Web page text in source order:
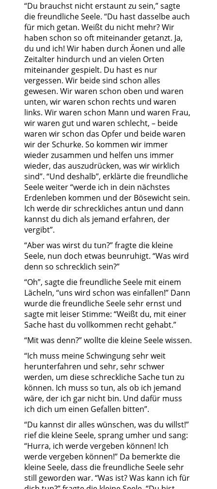
“Du brauchst nicht erstaunt zu sein,” sagte
die freundliche Seele. “Du hast dasselbe auch
für mich getan. Weißt du nicht mehr? Wir
haben schon so oft miteinander getanzt. Ja,
du und ich! Wir haben durch Äonen und alle
Zeitalter hindurch und an vielen Orten
miteinander gespielt. Du hast es nur
vergessen. Wir beide sind schon alles
gewesen. Wir waren schon oben und waren
unten, wir waren schon rechts und waren
links. Wir waren schon Mann und waren Frau,
wir waren gut und waren schlecht, – beide
waren wir schon das Opfer und beide waren
wir der Schurke. So kommen wir immer
wieder zusammen und helfen uns immer
wieder, das auszudrücken, was wir wirklich
sind”. “Und deshalb”, erklärte die freundliche
Seele weiter “werde ich in dein nächstes
Erdenleben kommen und der Bösewicht sein.
Ich werde dir schreckliches antun und dann
kannst du dich als jemand erfahren, der
vergibt”.
“Aber was wirst du tun?” fragte die kleine
Seele, nun doch etwas beunruhigt. “Was wird
denn so schrecklich sein?”
“Oh”, sagte die freundliche Seele mit einem
Lächeln, “uns wird schon was einfallen!” Dann
wurde die freundliche Seele sehr ernst und
sagte mit leiser Stimme: “Weißt du, mit einer
Sache hast du vollkommen recht gehabt.”
“Mit was denn?” wollte die kleine Seele wissen.
“Ich muss meine Schwingung sehr weit
herunterfahren und sehr, sehr schwer
werden, um diese schreckliche Sache tun zu
können. Ich muss so tun, als ob ich jemand
wäre, der ich gar nicht bin. Und dafür muss
ich dich um einen Gefallen bitten”.
“Du kannst dir alles wünschen, was du willst!”
rief die kleine Seele, sprang umher und sang:
“Hurra, ich werde vergeben können! Ich
werde vergeben können!” Da bemerkte die
kleine Seele, dass die freundliche Seele sehr
still geworden war. “Was ist? Was kann ich für